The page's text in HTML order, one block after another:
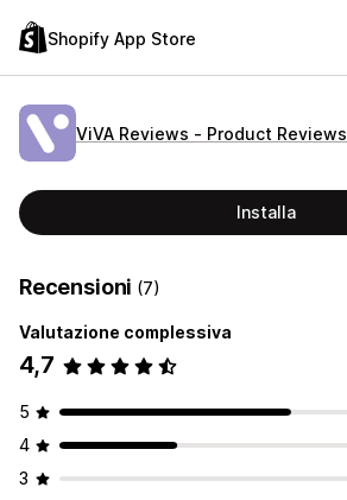
Shopify App Store
ViVA Reviews ‑ Product Reviews
Installa
Recensioni (7)
Valutazione complessiva
4,7
5
4
3